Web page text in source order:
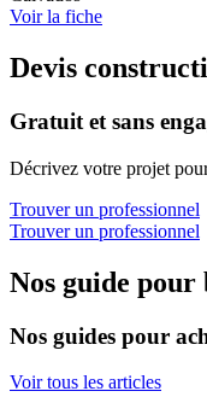
Voir la fiche
Devis
Gratuit et sans
Décrivez votre projet
Trouver un professionnel
Trouver un professionnel
Nos guide pour
Nos guides pour
Voir tous les articles